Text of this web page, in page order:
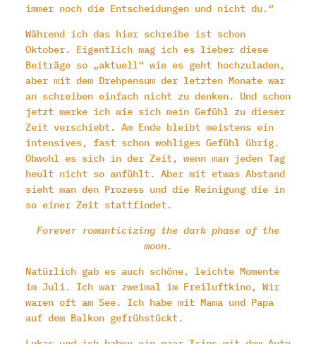
immer noch die Entscheidungen und nicht du.“
Während ich das hier schreibe ist schon
Oktober. Eigentlich mag ich es lieber diese
Beiträge so „aktuell“ wie es geht hochzuladen,
aber mit dem Drehpensum der letzten Monate war
an schreiben einfach nicht zu denken. Und schon
jetzt merke ich wie sich mein Gefühl zu dieser
Zeit verschiebt. Am Ende bleibt meistens ein
intensives, fast schon wohliges Gefühl übrig.
Obwohl es sich in der Zeit, wenn man jeden Tag
heult nicht so anfühlt. Aber mit etwas Abstand
sieht man den Prozess und die Reinigung die in
so einer Zeit stattfindet.
Forever romanticizing the dark phase of the
moon.
Natürlich gab es auch schöne, leichte Momente
im Juli. Ich war zweimal im Freiluftkino, Wir
waren oft am See. Ich habe mit Mama und Papa
auf dem Balkon gefrühstückt.